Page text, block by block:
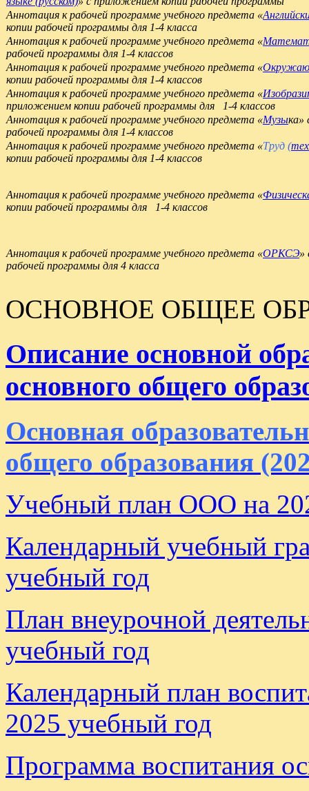
Аннотация к рабочей программе учебного предмета «
копии рабочей программы для 1-4 класса
Аннотация к рабочей программе учебного предмета «
рабочей программы для 1-4 классов
Аннотация к рабочей программе учебного предмета «
копии рабочей программы для 1-4 классов
Аннотация к рабочей программе учебного предмета «
приложением копии рабочей программы для 1-4 классов
Аннотация к рабочей программе учебного предмета «Музыка»
рабочей программы для 1-4 классов
Аннотация к рабочей программе учебного предмета «Труд (
копии рабочей программы для 1-4 классов
Аннотация к рабочей программе учебного предмета «
копии рабочей программы для 1-4 классов
Аннотация к рабочей программе учебного предмета «ОРКСЭ»
рабочей программы для 4 класса
ОСНОВНОЕ ОБЩЕЕ
Описание основной
основного общего
Основная
общего образования
Учебный план ООО на
Календарный учебный
учебный год
План внеурочной
учебный год
Календарный план
2025 учебный год
Программа воспитания